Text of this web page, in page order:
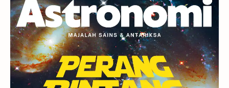
Berita Hujan Meteor Satelit Alami
Rasi Bintang Teleskop Saturnus
GBT 2018 UFO Advertorial